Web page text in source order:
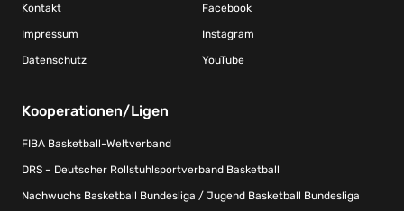
Kontakt
Impressum
Datenschutz
Facebook
Instagram
YouTube
Kooperationen/Ligen
FIBA Basketball-Weltverband
DRS – Deutscher Rollstuhlsportverband Basketball
Nachwuchs Basketball Bundesliga / Jugend Basketball Bundesliga